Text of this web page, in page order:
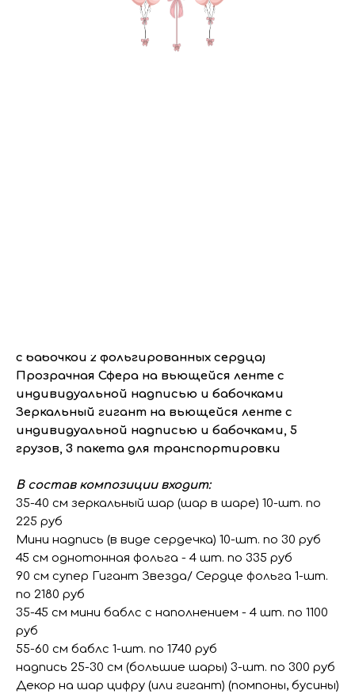
с бабочкой 2 фольгированных сердца)
Прозрачная Сфера на вьющейся ленте с
индивидуальной надписью и бабочками
Зеркальный гигант на вьющейся ленте с
индивидуальной надписью и бабочками, 5
грузов, 3 пакета для транспортировки
В состав композиции входит:
35-40 см зеркальный шар (шар в шаре) 10-шт. по
225 руб
Мини надпись (в виде сердечка) 10-шт. по 30 руб
45 см однотонная фольга - 4 шт. по 335 руб
90 см супер Гигант Звезда/ Сердце фольга 1-шт.
по 2180 руб
35-45 см мини баблс с наполнением - 4 шт. по 1100
руб
55-60 см баблс 1-шт. по 1740 руб
надпись 25-30 см (большие шары) 3-шт. по 300 руб
Декор на шар цифру (или гигант) (помпоны, бусины)